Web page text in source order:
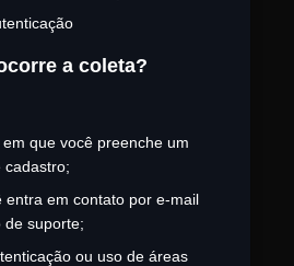
a coleta?
que você preenche um
cadastro;
entra em contato por e-mail
de suporte;
ou uso de áreas